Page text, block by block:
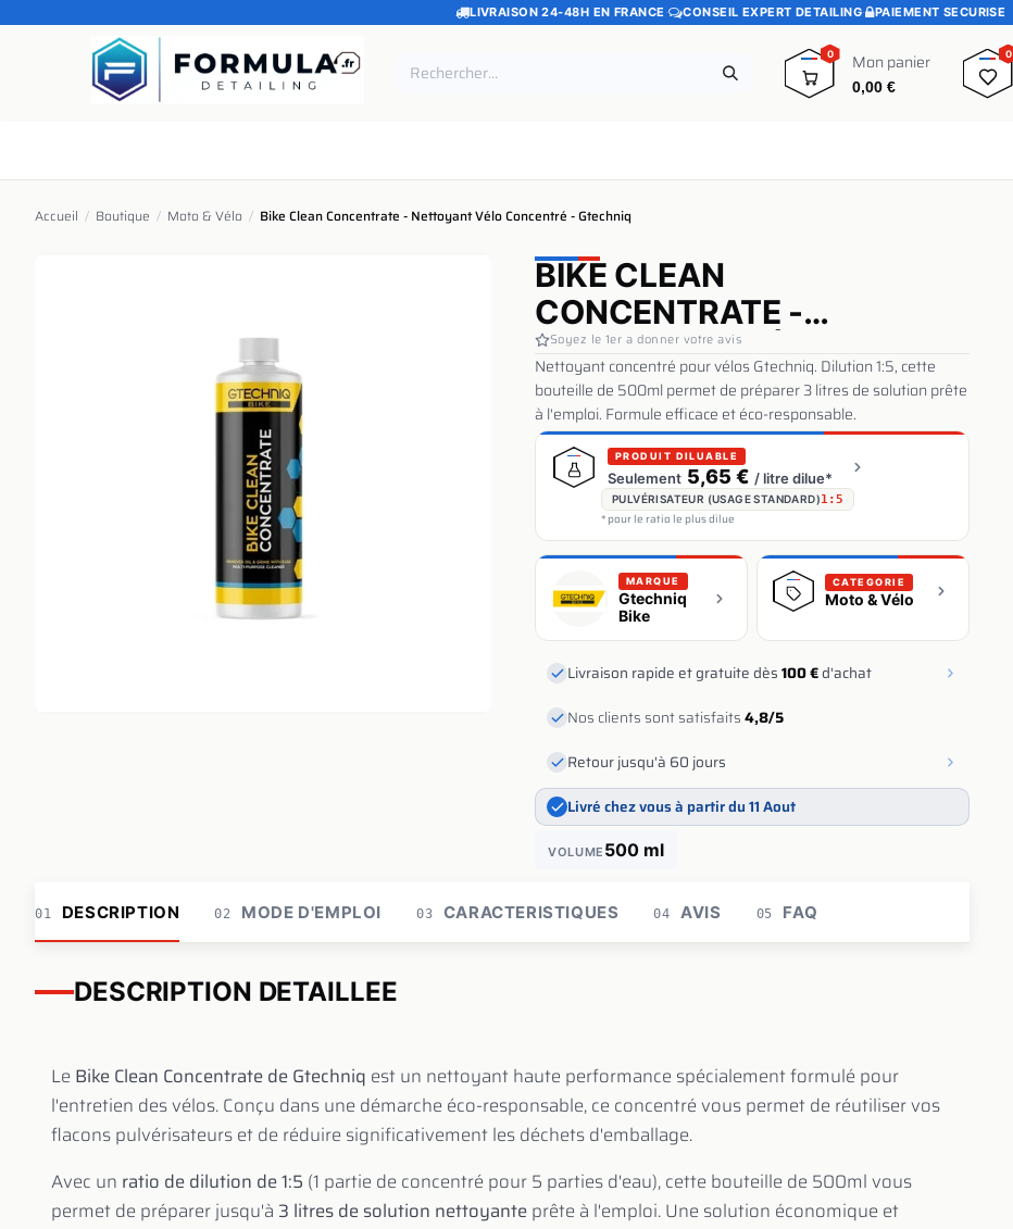
SE RENDRE AU CONTENU
LIVRAISON 24-48H EN FRANCE · CONSEIL EXPERT DETAILING· PAIEMENT SECURISE
0 Mon panier
0,00€
0
0
Accueil / Boutique / Moto & Vélo / Bike Clean Concentrate - Nettoyant Vélo Concentré - Gtechniq
BIKE CLEAN
CONCENTRATE -
NETTOYANT VÉLO
CONCENTRÉ - GTECHNIQ
Soyez le 1er a donner votre avis
Nettoyant concentré pour vélos Gtechniq. Dilution 1:5, cette
bouteille de 500ml permet de préparer 3 litres de solution prête
à l'emploi. Formule efficace et éco-responsable.
PRODUIT DILUABLE
Seulement 5,65 € / litre dilue*
PULVÉRISATEUR (USAGE STANDARD)1:5
* pour le ratio le plus dilue
MARQUE
Gtechniq
Bike
CATEGORIE
Moto & Vélo
Livraison rapide et gratuite dès100 €d'achat
Nos clients sont satisfaits4,8/5
Retour jusqu'à 60 jours
Livré chez vous à partir du 11 Aout
VOLUME 500 ml
01 DESCRIPTION 02 MODE D'EMPLOI 03 CARACTERISTIQUES 04 AVIS 05 FAQ
DESCRIPTION DETAILLEE
Le Bike Clean Concentrate de Gtechniq est un nettoyant haute performance spécialement formulé pour
l'entretien des vélos. Conçu dans une démarche éco-responsable, ce concentré vous permet de réutiliser vos
flacons pulvérisateurs et de réduire significativement les déchets d'emballage.
Avec un ratio de dilution de 1:5 (1 partie de concentré pour 5 parties d'eau), cette bouteille de 500ml vous
permet de préparer jusqu'à 3 litres de solution nettoyanteprête à l'emploi. Une solution économique et